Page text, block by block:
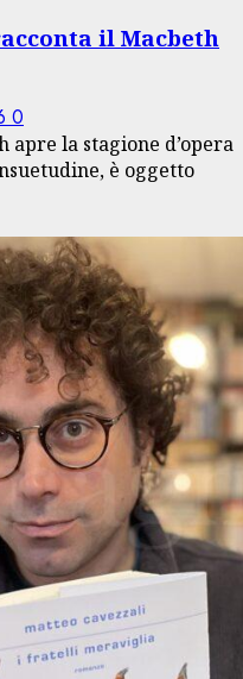
il Macbeth
0
apre la stagione d’opera
è oggetto